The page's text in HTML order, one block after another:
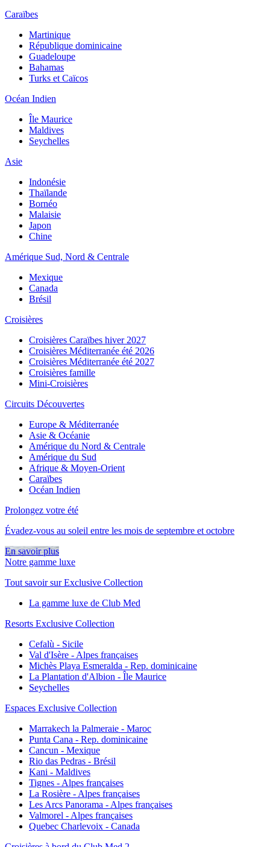
Caraïbes
Martinique
République dominicaine
Guadeloupe
Bahamas
Turks et Caïcos
Océan Indien
Île Maurice
Maldives
Seychelles
Asie
Indonésie
Thaïlande
Bornéo
Malaisie
Japon
Chine
Amérique Sud, Nord & Centrale
Mexique
Canada
Brésil
Croisières
Croisières Caraïbes hiver 2027
Croisières Méditerranée été 2026
Croisières Méditerranée été 2027
Croisières famille
Mini-Croisières
Circuits Découvertes
Europe & Méditerranée
Asie & Océanie
Amérique du Nord & Centrale
Amérique du Sud
Afrique & Moyen-Orient
Caraïbes
Océan Indien
Prolongez votre été
Évadez-vous au soleil entre les mois de septembre et octobre
En savoir plus
Notre gamme luxe
Tout savoir sur Exclusive Collection
La gamme luxe de Club Med
Resorts Exclusive Collection
Cefalù - Sicile
Val d'Isère - Alpes françaises
Michès Playa Esmeralda - Rep. dominicaine
La Plantation d'Albion - Île Maurice
Seychelles
Espaces Exclusive Collection
Marrakech la Palmeraie - Maroc
Punta Cana - Rep. dominicaine
Cancun - Mexique
Rio das Pedras - Brésil
Kani - Maldives
Tignes - Alpes françaises
La Rosière - Alpes françaises
Les Arcs Panorama - Alpes françaises
Valmorel - Alpes françaises
Quebec Charlevoix - Canada